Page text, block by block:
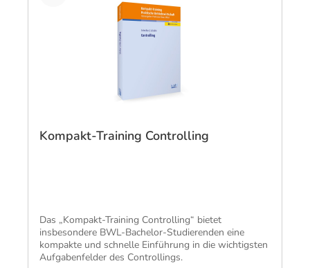
Kompakt-Training Controlling
Das „Kompakt-Training Controlling“ bietet
insbesondere BWL-Bachelor-Studierenden eine
kompakte und schnelle Einführung in die wichtigsten
Aufgabenfelder des Controllings.